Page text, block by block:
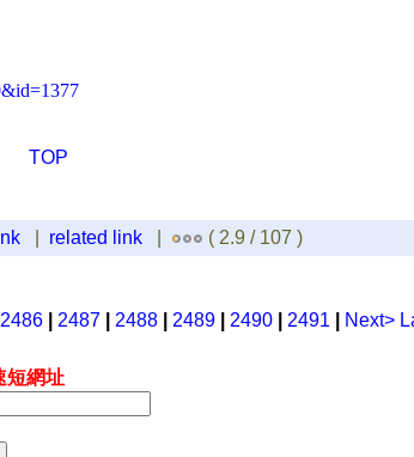
TOP
related link ( 2.9 / 107 )
2486 2487 2488 2489 2490 2491 Next>